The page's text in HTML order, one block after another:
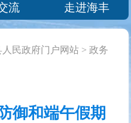
流 走进海丰
人民政府门户网站 >政务
御和端午假期